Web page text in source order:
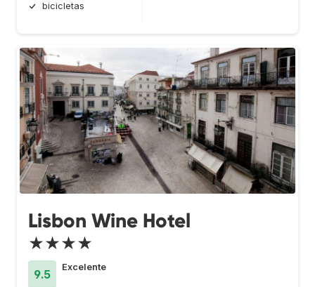
bicicletas
Lisbon Wine Hotel
★★★★
9.5
Excelente